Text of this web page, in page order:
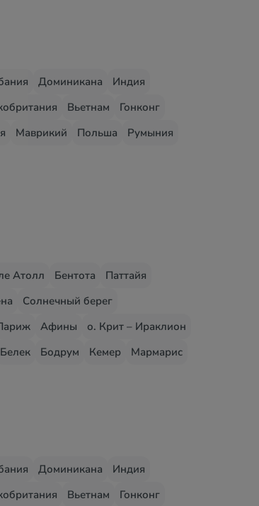
Доминикана
Индия
Вьетнам
Гонконг
Маврикий Польша
Румыния
Атолл Бентота
Паттайя
Солнечный берег
Афины
о. Крит – Ираклион
Белек Бодрум Кемер Мармарис
Доминикана
Индия
Вьетнам
Гонконг